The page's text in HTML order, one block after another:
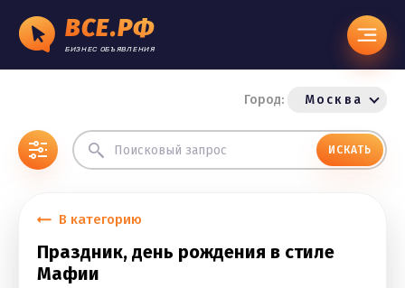
ВСЕ.РФ
БИЗНЕС ОБЪЯВЛЕНИЯ
Город: Москва
ИСКАТЬ
В категорию
Праздник, день рождения в стиле
Мафии